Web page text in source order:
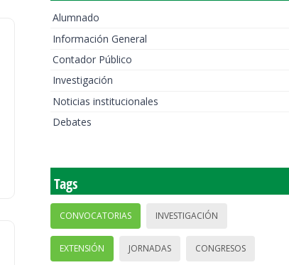
Alumnado
Información General
Contador Público
Investigación
Noticias institucionales
Debates
Tags
CONVOCATORIAS INVESTIGACIÓN
EXTENSIÓN JORNADAS CONGRESOS